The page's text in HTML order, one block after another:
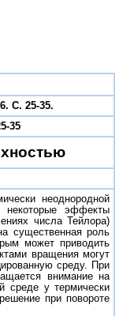
С. 25-35.
35
неоднородной
некоторые эффекты
числа Тейлора)
существенная роль
может приводить
вращения могут
среду. При
внимание на
среде у термически
при повороте